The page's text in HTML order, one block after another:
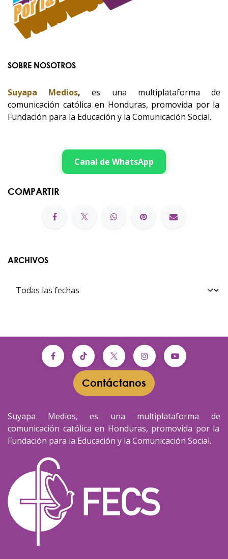
SOBRE NOSOTROS
Suyapa Medios, es una multiplataforma de
comunicación católica en Honduras, promovida por la
Fundación para la Educación y la Comunicación Social.
Canal de WhatsApp
COMPARTIR
ARCHIVOS
Contáctanos​​
Suyapa Medios, es una multiplataforma de
comunicación católica en Honduras, promovida por la
Fundación para la Educación y la Comunicación Social.